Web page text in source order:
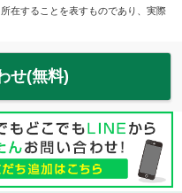
在することを表すものであり、実際
せ(無料)